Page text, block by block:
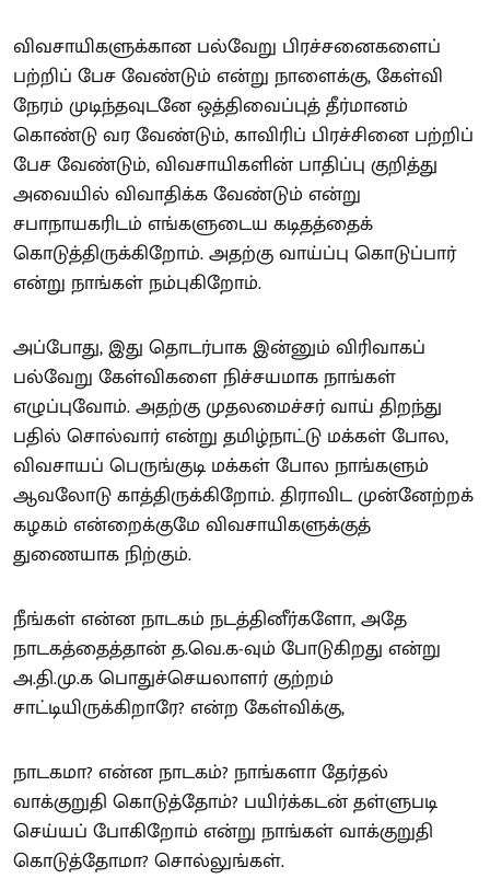
விவசாயிகளுக்கான பல்வேறு பிரச்சனைகளைப்
பற்றிப் பேச வேண்டும் என்று நாளைக்கு, கேள்வி
நேரம் முடிந்தவுடனே ஒத்திவைப்புத் தீர்மானம்
கொண்டு வர வேண்டும், காவிரிப் பிரச்சினை பற்றிப்
பேச வேண்டும், விவசாயிகளின் பாதிப்பு குறித்து
அவையில் விவாதிக்க வேண்டும் என்று
சபாநாயகரிடம் எங்களுடைய கடிதத்தைக்
கொடுத்திருக்கிறோம். அதற்கு வாய்ப்பு கொடுப்பார்
என்று நாங்கள் நம்புகிறோம்.
அப்போது, இது தொடர்பாக இன்னும் விரிவாகப்
பல்வேறு கேள்விகளை நிச்சயமாக நாங்கள்
எழுப்புவோம். அதற்கு முதலமைச்சர் வாய் திறந்து
பதில் சொல்வார் என்று தமிழ்நாட்டு மக்கள் போல,
விவசாயப் பெருங்குடி மக்கள் போல நாங்களும்
ஆவலோடு காத்திருக்கிறோம். திராவிட முன்னேற்றக்
கழகம் என்றைக்குமே விவசாயிகளுக்குத்
துணையாக நிற்கும்.
நீங்கள் என்ன நாடகம் நடத்தினீர்களோ, அதே
நாடகத்தைத்தான் த.வெ.க-வும் போடுகிறது என்று
அ.தி.மு.க பொதுச்செயலாளர் குற்றம்
சாட்டியிருக்கிறாரே? என்ற கேள்விக்கு,
நாடகமா? என்ன நாடகம்? நாங்களா தேர்தல்
வாக்குறுதி கொடுத்தோம்? பயிர்க்கடன் தள்ளுபடி
செய்யப் போகிறோம் என்று நாங்கள் வாக்குறுதி
கொடுத்தோமா? சொல்லுங்கள்.